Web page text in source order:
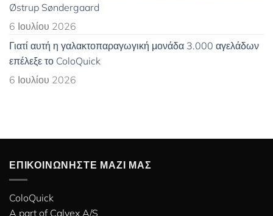
Østrup Søndergaard
6 Ιουλίου 2026
Γιατί αυτή η γαλακτοπαραγωγική μονάδα 3.000 αγελάδων
επέλεξε το ColoQuick
6 Ιουλίου 2026
ΕΠΙΚΟΙΝΩΝΉΣΤΕ ΜΑΖΊ ΜΑΣ
ColoQuick
A part of Calvex A/S